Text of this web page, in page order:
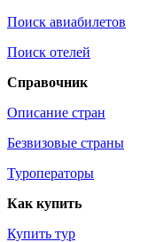
Поиск авиабилетов
Поиск отелей
Справочник
Описание стран
Безвизовые страны
Туроператоры
Как купить
Купить тур